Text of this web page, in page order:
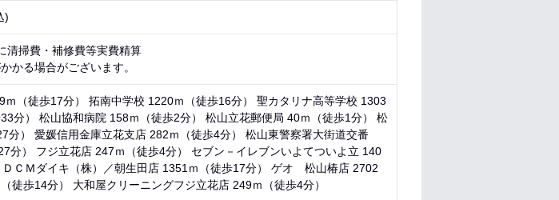
)
掃費・補修費等実費精算
かる場合がございます。
（徒歩17分） 拓南中学校 1220ｍ（徒歩16分） 聖カタリナ高等学校 1303
分） 松山協和病院 158ｍ（徒歩2分） 松山立花郵便局 40ｍ（徒歩1分） 松
分） 愛媛信用金庫立花支店 282ｍ（徒歩4分） 松山東警察署大街道交番
分） フジ立花店 247ｍ（徒歩4分） セブン－イレブンいよてついよ立 140
ＣＭダイキ（株）／朝生田店 1351ｍ（徒歩17分） ゲオ 松山椿店 2702
徒歩14分） 大和屋クリーニングフジ立花店 249ｍ（徒歩4分）